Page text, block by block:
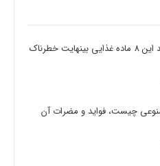
مصرف بیش از حد این 8 ماده غذایی بینهایت خطرناک
چیست، فواید و مضرات آن